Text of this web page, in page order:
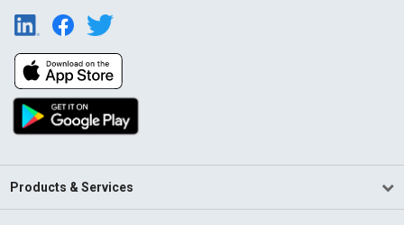
Products & Services